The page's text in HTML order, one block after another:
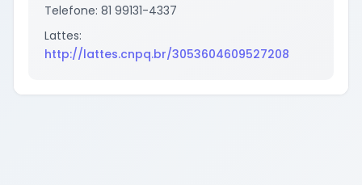
Metodologia Científica
Bioestatística
Telefone: 81 99131-4337
Lattes:
http://lattes.cnpq.br/3053604609527208